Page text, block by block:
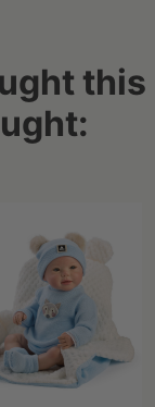
this